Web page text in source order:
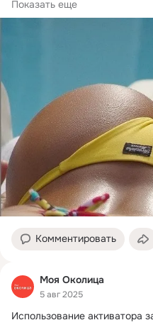
приобретенного...
Показать еще
Комментировать
Моя Околица
5 авг 2025
Использование активатора